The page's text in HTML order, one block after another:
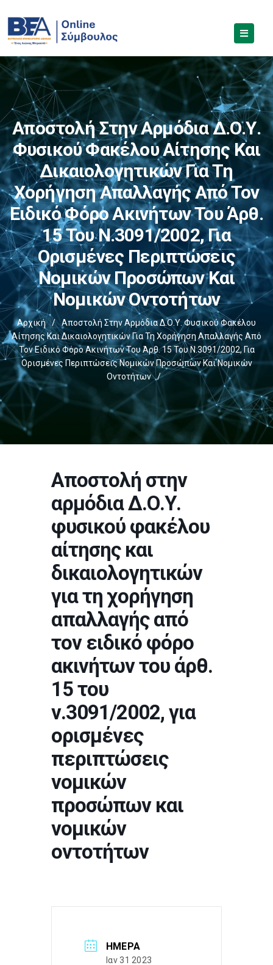
Αποστολή Στην Αρμόδια Δ.Ο.Υ.
Φυσικού Φακέλου Αίτησης Και
Δικαιολογητικών Για Τη
Χορήγηση Απαλλαγής Από Τον
Ειδικό Φόρο Ακινήτων Του Άρθ.
15 Του Ν.3091/2002, Για
Ορισμένες Περιπτώσεις
Νομικών Προσώπων Και
Νομικών Οντοτήτων
Αρχική /
Αποστολή Στην Αρμόδια Δ.Ο.Υ. Φυσικού Φακέλου
Αίτησης Και Δικαιολογητικών Για Τη Χορήγηση Απαλλαγής Από
Τον Ειδικό Φόρο Ακινήτων Του Άρθ. 15 Του Ν.3091/2002, Για
Ορισμένες Περιπτώσεις Νομικών Προσώπων Και Νομικών
Οντοτήτων
/
Αποστολή στην
αρμόδια Δ.Ο.Υ.
φυσικού φακέλου
αίτησης και
δικαιολογητικών
για τη χορήγηση
απαλλαγής από
τον ειδικό φόρο
ακινήτων του άρθ.
15 του
ν.3091/2002, για
ορισμένες
περιπτώσεις
νομικών
προσώπων και
νομικών
οντοτήτων
ΗΜΈΡΑ
Ιαν 31 2023